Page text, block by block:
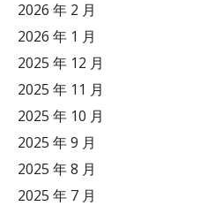
2026 年 2 月
2026 年 1 月
2025 年 12 月
2025 年 11 月
2025 年 10 月
2025 年 9 月
2025 年 8 月
2025 年 7 月